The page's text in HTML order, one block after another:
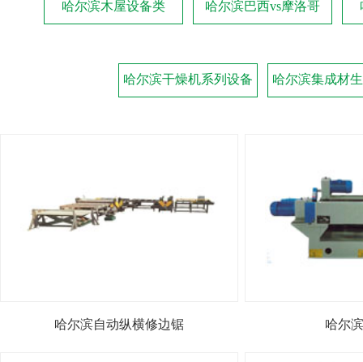
哈尔滨木屋设备类 哈尔滨巴西vs摩洛哥
哈尔滨干燥机系列设备 哈尔滨集成材
哈尔滨自动纵横修边锯 哈尔